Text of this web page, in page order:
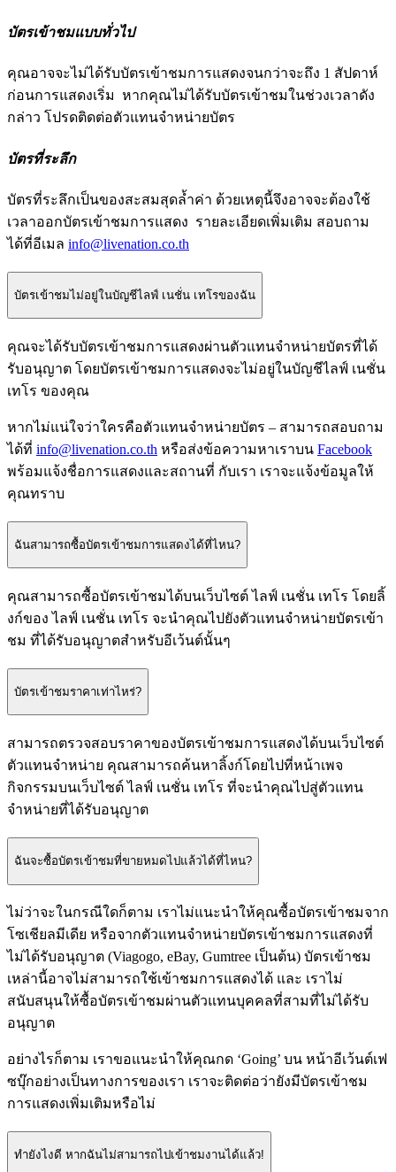
บัตรเข้าชมแบบทั่วไป
คุณอาจจะไม่ได้รับบัตรเข้าชมการแสดงจนกว่าจะถึง 1 สัปดาห์
ก่อนการแสดงเริ่ม หากคุณไม่ได้รับบัตรเข้าชมในช่วงเวลาดัง
กล่าว โปรดติดต่อตัวแทนจำหน่ายบัตร
บัตรที่ระลึก
บัตรที่ระลึกเป็นของสะสมสุดล้ำค่า ด้วยเหตุนี้จึงอาจจะต้องใช้
เวลาออกบัตรเข้าชมการแสดง รายละเอียดเพิ่มเติม สอบถาม
ได้ที่อีเมล info@livenation.co.th
บัตรเข้าชมไม่อยู่ในบัญชีไลฟ์ เนชั่น เทโรของฉัน
คุณจะได้รับบัตรเข้าชมการแสดงผ่านตัวแทนจำหน่ายบัตรที่ได้
รับอนุญาต โดยบัตรเข้าชมการแสดงจะไม่อยู่ในบัญชีไลฟ์ เนชั่น
เทโร ของคุณ
หากไม่แน่ใจว่าใครคือตัวแทนจำหน่ายบัตร – สามารถสอบถาม
ได้ที่ info@livenation.co.th หรือส่งข้อความหาเราบน Facebook
พร้อมแจ้งชื่อการแสดงและสถานที่ กับเรา เราจะแจ้งข้อมูลให้
คุณทราบ
ฉันสามารถซื้อบัตรเข้าชมการแสดงได้ที่ไหน?
คุณสามารถซื้อบัตรเข้าชมได้บนเว็บไซต์ ไลฟ์ เนชั่น เทโร โดยลิ้
งก์ของ ไลฟ์ เนชั่น เทโร จะนำคุณไปยังตัวแทนจำหน่ายบัตรเข้า
ชม ที่ได้รับอนุญาตสำหรับอีเว้นต์นั้นๆ
บัตรเข้าชมราคาเท่าไหร่?
สามารถตรวจสอบราคาของบัตรเข้าชมการแสดงได้บนเว็บไซต์
ตัวแทนจำหน่าย คุณสามารถค้นหาลิ้งก์โดยไปที่หน้าเพจ
กิจกรรมบนเว็บไซต์ ไลฟ์ เนชั่น เทโร ที่จะนำคุณไปสู่ตัวแทน
จำหน่ายที่ได้รับอนุญาต
ฉันจะซื้อบัตรเข้าชมที่ขายหมดไปแล้วได้ที่ไหน?
ไม่ว่าจะในกรณีใดก็ตาม เราไม่แนะนำให้คุณซื้อบัตรเข้าชมจาก
โซเชียลมีเดีย หรือจากตัวแทนจำหน่ายบัตรเข้าชมการแสดงที่
ไม่ได้รับอนุญาต (Viagogo, eBay, Gumtree เป็นต้น) บัตรเข้าชม
เหล่านี้อาจไม่สามารถใช้เข้าชมการแสดงได้ และ เราไม่
สนับสนุนให้ซื้อบัตรเข้าชมผ่านตัวแทนบุคคลที่สามที่ไม่ได้รับ
อนุญาต
อย่างไรก็ตาม เราขอแนะนำให้คุณกด ‘Going’ บน หน้าอีเว้นต์เฟ
ซบุ๊กอย่างเป็นทางการของเรา เราจะติดต่อว่ายังมีบัตรเข้าชม
การแสดงเพิ่มเติมหรือไม่
ทำยังไงดี หากฉันไม่สามารถไปเข้าชมงานได้แล้ว!